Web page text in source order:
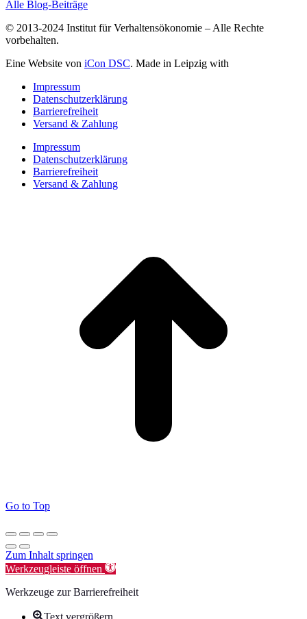
Alle Blog-Beiträge
© 2013-2024 Institut für Verhaltensökonomie – Alle Rechte
vorbehalten.
Eine Website von iCon DSC. Made in Leipzig with
Impressum
Datenschutzerklärung
Barrierefreiheit
Versand & Zahlung
Impressum
Datenschutzerklärung
Barrierefreiheit
Versand & Zahlung
Go to Top
Zum Inhalt springen
Werkzeugleiste öffnen
Werkzeuge zur Barrierefreiheit
Text vergrößern